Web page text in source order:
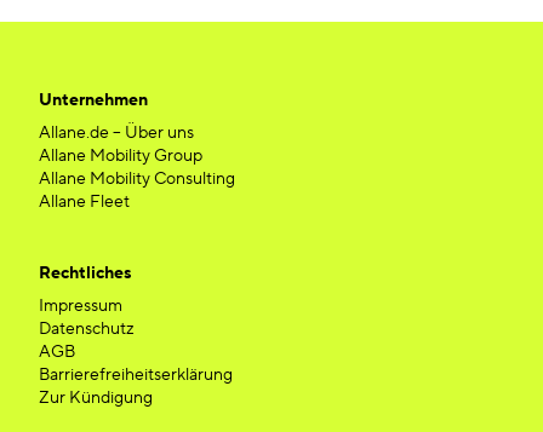
Unternehmen
Allane.de – Über uns
Allane Mobility Group
Allane Mobility Consulting
Allane Fleet
Rechtliches
Impressum
Datenschutz
AGB
Barrierefreiheitserklärung
Zur Kündigung